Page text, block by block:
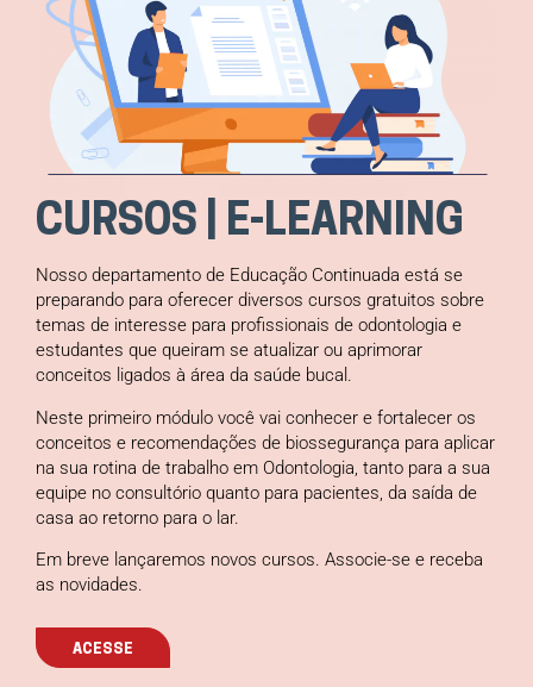
CURSOS | E-LEARNING
Nosso departamento de Educação Continuada está se
preparando para oferecer diversos cursos gratuitos sobre
temas de interesse para profissionais de odontologia e
estudantes que queiram se atualizar ou aprimorar
conceitos ligados à área da saúde bucal.
Neste primeiro módulo você vai conhecer e fortalecer os
conceitos e recomendações de biossegurança para aplicar
na sua rotina de trabalho em Odontologia, tanto para a sua
equipe no consultório quanto para pacientes, da saída de
casa ao retorno para o lar.
Em breve lançaremos novos cursos. Associe-se e receba
as novidades.
ACESSE